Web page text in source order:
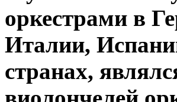
оркестрами в
Италии,
странах,